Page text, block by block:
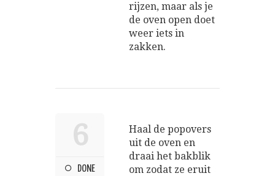
rijzen, maar als je
de oven open doet
weer iets in
zakken.
6
DONE
Haal de popovers
uit de oven en
draai het bakblik
om zodat ze eruit